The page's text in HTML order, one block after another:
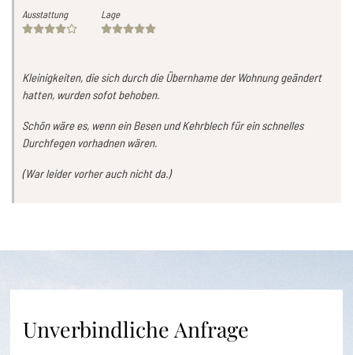
Ausstattung Lage
Kleinigkeiten, die sich durch die Übernhame der Wohnung geändert
hatten, wurden sofot behoben.
Schön wäre es, wenn ein Besen und Kehrblech für ein schnelles
Durchfegen vorhadnen wären.
(War leider vorher auch nicht da.)
Unverbindliche Anfrage